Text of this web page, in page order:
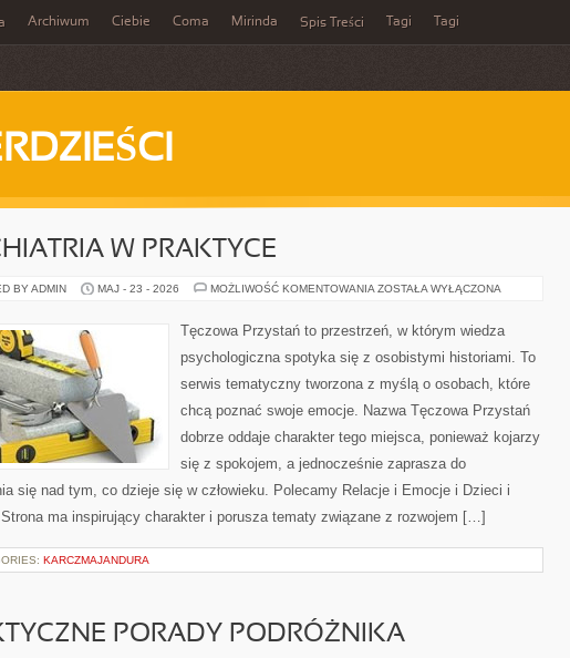
Archiwum Ciebie Coma Mirinda Spis Treści Tagi Tagi
W PRAKTYCE
BY ADMIN MAJ - 23 - 2026 MOŻLIWOŚĆ KOMENTOWANIA PSYCHIATRIA
ZOSTAŁA WYŁĄCZONA
Tęczowa Przystań to przestrzeń, w którym wiedza
psychologiczna spotyka się z osobistymi historiami. To
serwis tematyczny tworzona z myślą o osobach, które
chcą poznać swoje emocje. Nazwa Tęczowa Przystań
dobrze oddaje charakter tego miejsca, ponieważ kojarzy
się z spokojem, a jednocześnie zaprasza do
się nad tym, co dzieje się w człowieku. Polecamy Relacje i Emocje i Dzieci i
Strona ma inspirujący charakter i porusza tematy związane z rozwojem […]
KARCZMAJANDURA
PORADY PODRÓŻNIKA